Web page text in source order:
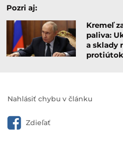
Pozri aj:
Kremeľ
paliva:
a sklady
Nahlásiť chybu v článku
Zdieľať